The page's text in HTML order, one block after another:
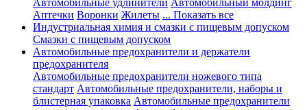
Автомобильные удлинители Автомобильный молдинг
Аптечки Воронки Жилеты ... Показать все
Индустриальная химия и смазки с пищевым допуском
Смазки с пищевым допуском
Автомобильные предохранители и держатели
предохранителя
Автомобильные предохранители ножевого типа
стандарт Автомобильные предохранители, наборы и
блистерная упаковка Автомобильные предохранители